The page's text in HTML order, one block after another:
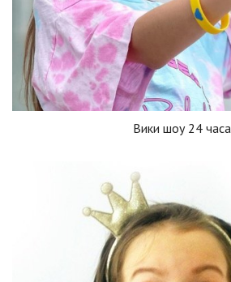
Вики шоу 24 часа